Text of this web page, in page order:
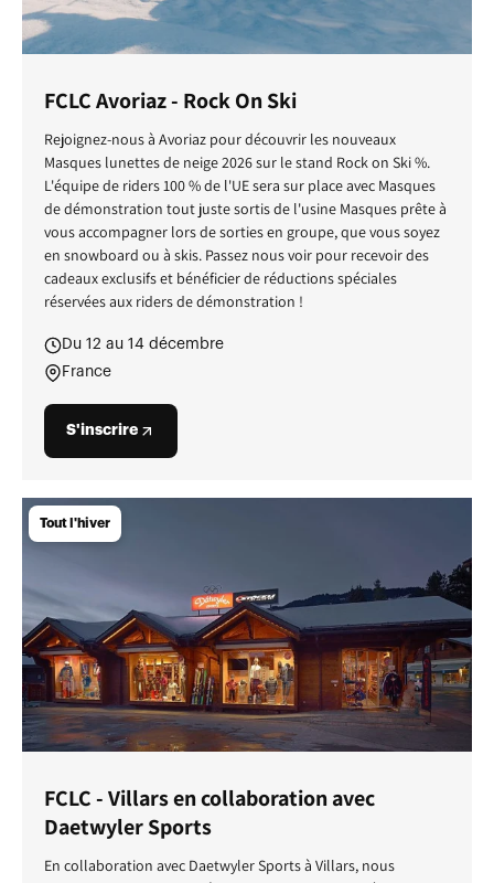
FCLC Avoriaz - Rock On Ski
Rejoignez-nous à Avoriaz pour découvrir les nouveaux
Masques lunettes de neige 2026 sur le stand Rock on Ski %.
L'équipe de riders 100 % de l'UE sera sur place avec Masques
de démonstration tout juste sortis de l'usine Masques prête à
vous accompagner lors de sorties en groupe, que vous soyez
en snowboard ou à skis. Passez nous voir pour recevoir des
cadeaux exclusifs et bénéficier de réductions spéciales
réservées aux riders de démonstration !
Du 12 au 14 décembre
France
S'inscrire
Tout l'hiver
FCLC - Villars en collaboration avec
Daetwyler Sports
En collaboration avec Daetwyler Sports à Villars, nous